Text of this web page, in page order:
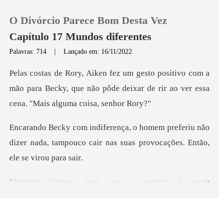
0
Loja
Histórico
Sair
O Divórcio Parece Bom Desta Vez
Capítulo 17 Mundos diferentes
Palavras: 714 |Lançado em: 16/11/2022
com a
mão para Becky, que não pôde deixar de rir a
feriu não
dizer nada, tampouco cair nas suas